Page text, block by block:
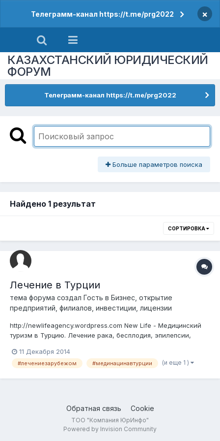
Телеграмм-канал https://t.me/prg2022 ×
КАЗАХСТАНСКИЙ ЮРИДИЧЕСКИЙ
ФОРУМ
Телеграмм-канал https://t.me/prg2022
Больше параметров поиска
Найдено 1 результат
СОРТИРОВКА
Лечение в Турции
тема форума создал Гость в Бизнес, открытие
предприятий, филиалов, инвестиции, лицензии
http://newlifeagency.wordpress.com New Life - Медицинский
туризм в Турцию. Лечение рака, бесплодия, эпилепсии,
операции и т.д.
11 Декабря 2014
#лечениезарубежом #мединацинавтурции (и еще 1 )
Обратная связь Cookie
ТОО "Компания ЮрИнфо"
Powered by Invision Community